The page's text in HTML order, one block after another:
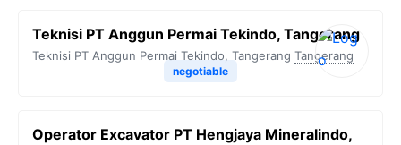
o
e
r
a
A
i
n
Teknisi PT Anggun Permai Tekindo, Tangerang
Teknisi PT Anggun Permai Tekindo, Tangerang Tangerang
negotiable
Operator Excavator PT Hengjaya Mineralindo,